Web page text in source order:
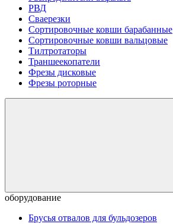
РВД
Сваерезки
Сортировочные ковши барабанные
Сортировочные ковши вальцовые
Тилтротаторы
Траншеекопатели
Фрезы дисковые
Фрезы роторные
оборудование
Брусья отвалов для бульдозеров